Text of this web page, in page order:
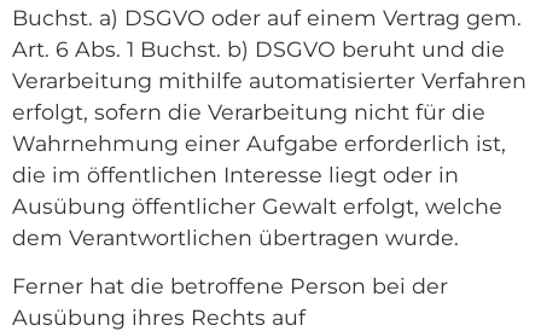
Buchst. a) DSGVO oder auf einem Vertrag gem.
Art. 6 Abs. 1 Buchst. b) DSGVO beruht und die
Verarbeitung mithilfe automatisierter Verfahren
erfolgt, sofern die Verarbeitung nicht für die
Wahrnehmung einer Aufgabe erforderlich ist,
die im öffentlichen Interesse liegt oder in
Ausübung öffentlicher Gewalt erfolgt, welche
dem Verantwortlichen übertragen wurde.
Ferner hat die betroffene Person bei der
Ausübung ihres Rechts auf